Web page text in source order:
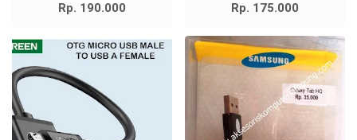
Rp. 190.000 Rp. 175.000